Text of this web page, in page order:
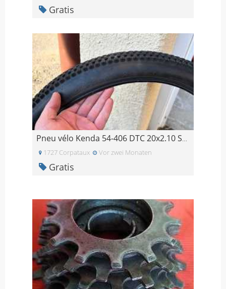
Gratis
Pneu vélo Kenda 54-406 DTC 20x2.10 SMALL BLOCK EIG
1727 Corpataux Vor zwei Monaten
Gratis